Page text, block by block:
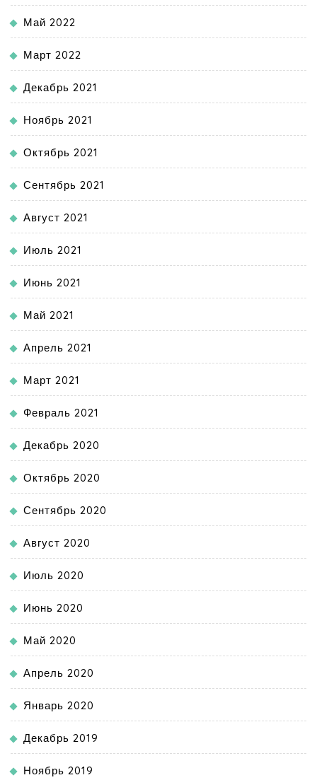
Май 2022
Март 2022
Декабрь 2021
Ноябрь 2021
Октябрь 2021
Сентябрь 2021
Август 2021
Июль 2021
Июнь 2021
Май 2021
Апрель 2021
Март 2021
Февраль 2021
Декабрь 2020
Октябрь 2020
Сентябрь 2020
Август 2020
Июль 2020
Июнь 2020
Май 2020
Апрель 2020
Январь 2020
Декабрь 2019
Ноябрь 2019